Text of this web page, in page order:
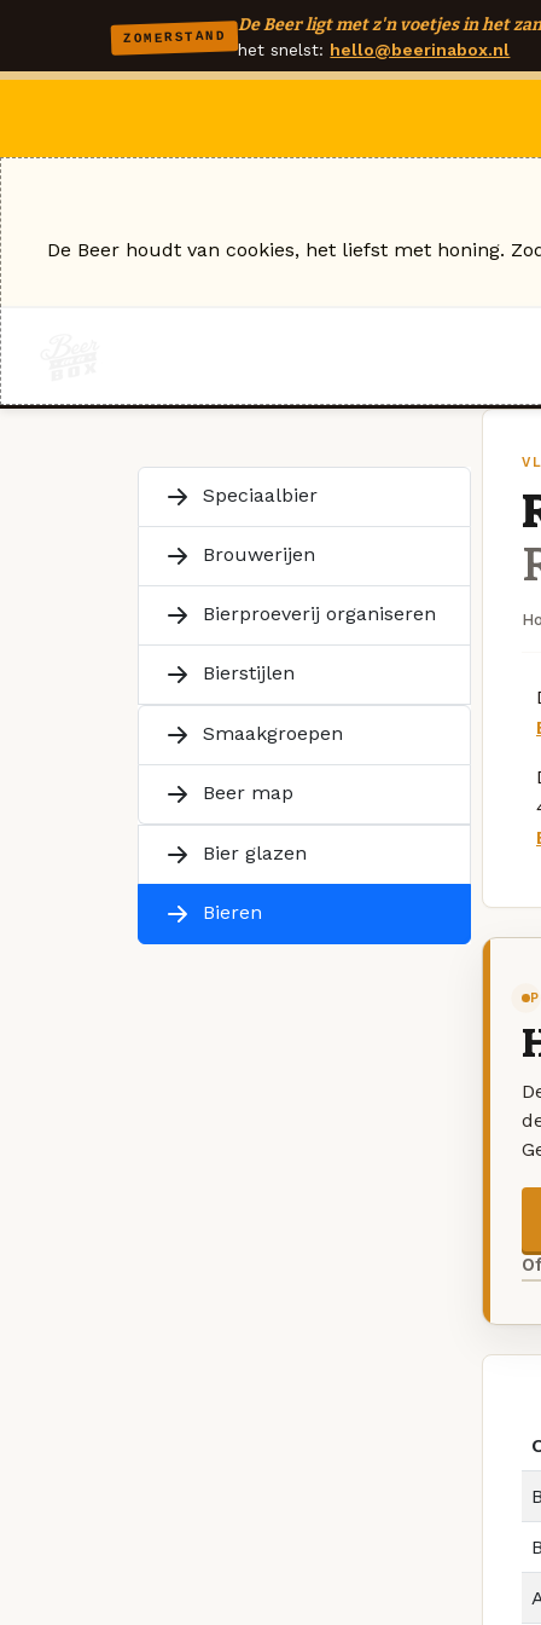
ZOMERSTAND
De Beer ligt met z'n voetjes in het
het snelst: hello@beerinabox.nl
Speciaalbier
Brouwerijen
Bierproeverij organiseren
Bierstijlen
Smaakgroepen
Beer map
Bier glazen
Bieren
De Beer houdt van cookies, het liefst met honing.